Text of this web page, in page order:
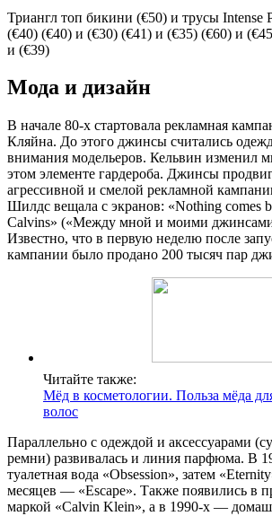
Триангл топ бикини (€50) и трусы Intense
(€40) (€40) и (€30) (€41) и (€35) (€60) и
и (€39)
Мода и дизайн
В начале 80-х стартовала рекламная
Кляйна. До этого джинсы считались
внимания модельеров. Кельвин изменил
этом элементе гардероба. Джинсы
агрессивной и смелой рекламной
Шилдс вещала с экранов: «Nothing comes
Calvins» («Между мной и моими джинсами
Известно, что в первую неделю после
кампании было продано 200 тысяч пар
Читайте также:
Мёд в косметологии. Польза мёда
волос
Параллельно с одеждой и аксессуарами
ремни) развивалась и линия парфюма. В
туалетная вода «Obsession», затем
месяцев — «Escape». Также появились в
маркой «Calvin Klein», а в 1990-х —